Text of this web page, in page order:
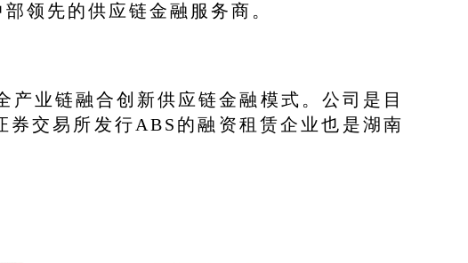
领先的供应链金融服务商。
业链融合创新供应链金融模式。公司是目
交易所发行ABS的融资租赁企业也是湖南